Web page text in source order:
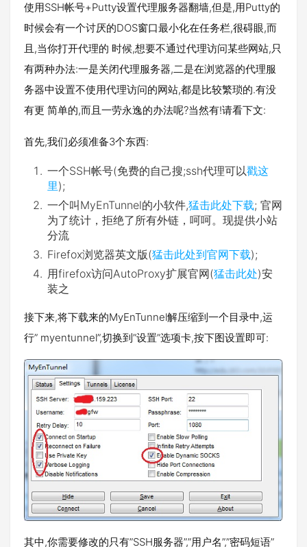
使用SSH帐号+Putty设置代理服务器翻墙,但是,用Putty的
时候会有一个讨厌的DOS窗口最小化在任务栏,很碍眼,而
且,当你打开代理的 时候,想要不通过代理访问某些网站,只
有两种办法:一是关闭代理服务器,二是在浏览器的代理服
务器中设置不使用代理访问的网站,都是比较繁琐的.有没
有更 简单的,而且一劳永逸的办法呢?当然有!请看下文:
首先,我们必须准备3个东西:
一个SSH帐号(免费的自己搜;ssh代理可以戳这
里);
一个叫MyEnTunnel的小软件,猛击此处下载; 官网
为了统计，拒绝了所有外链，呵呵。现提供小站
分流
Firefox浏览器英文版(猛击此处到官网下载);
用firefox访问AutoProxy扩展官网(猛击此处)安
装之
接下来,将下载来的MyEnTunnel解压缩到一个目录中,运
行” myentunnel”,切换到”设置”选项卡,按下图设置即可:
其中,你需要修改的只有”SSH服务器”,”用户名”,”密码短语”